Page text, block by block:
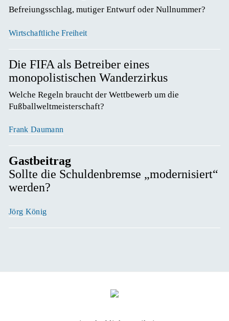
Befreiungsschlag, mutiger Entwurf oder Nullnummer?
Wirtschaftliche Freiheit
Die FIFA als Betreiber eines
monopolistischen Wanderzirkus
Welche Regeln braucht der Wettbewerb um die
Fußballweltmeisterschaft?
Frank Daumann
Gastbeitrag
Sollte die Schuldenbremse „modernisiert“
werden?
Jörg König